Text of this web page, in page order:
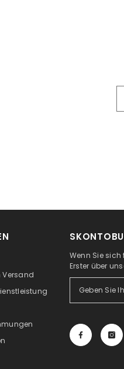
Wenn Sie
Erster über